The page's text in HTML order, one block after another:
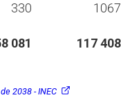
330 1067
081 117 408
2038 - INEC